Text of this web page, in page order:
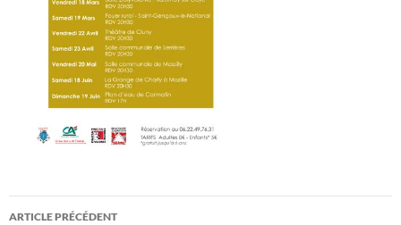
Navigation
ARTICLE PRÉCÉDENT